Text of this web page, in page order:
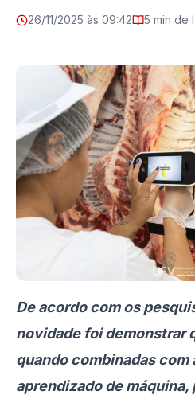
26/11/2025 às 09:42 5 min de
De acordo com os
novidade foi demonstrar
quando combinadas com
aprendizado de máquina,